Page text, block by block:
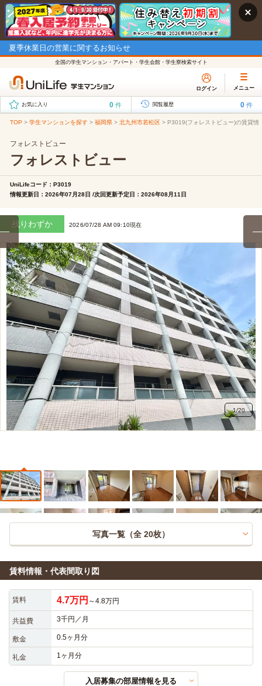
夏季休業日の営業に関するお知らせ
全国の学生マンション・アパート・学生会館・学生寮検索サイト
ログイン メニュー
お気に入り 0 件 閲覧履歴 0 件
TOP > 学生マンションを探す > 福岡県 > 北九州市若松区 > P3019(フォレストビュー)の賃貸情
フォレストビュー
フォレストビュー
UniLifeコード：P3019
情報更新日：2026年07月28日 /次回更新予定日：2026年08月11日
残りわずか 2026/07/28 AM 09:10現在
1/20
写真一覧（全 20枚）
賃料情報・代表間取り図
賃料 4.7万円 ～4.8万円
共益費 3千円／月
敷金 0.5ヶ月分
礼金 1ヶ月分
入居募集の部屋情報を見る